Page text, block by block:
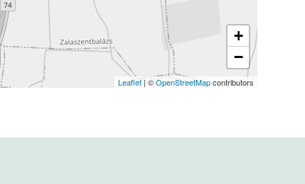
+
−
Leaflet| ©OpenStreetMapcontributors